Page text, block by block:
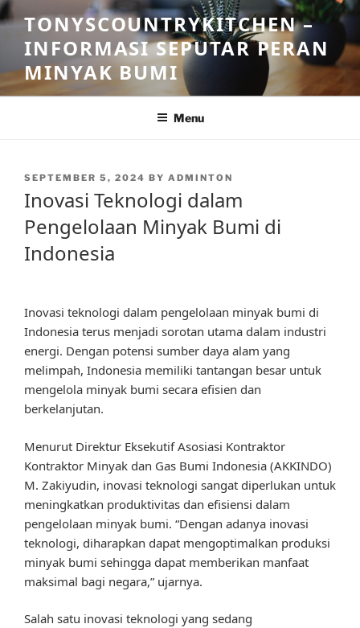
Skip
to
content
TONYSCOUNTRYKITCHEN –
INFORMASI SEPUTAR PERAN
MINYAK BUMI
Menu
POSTED
SEPTEMBER 5, 2024 BY ADMINTON
Inovasi Teknologi dalam
Pengelolaan Minyak Bumi di
Indonesia
Inovasi teknologi dalam pengelolaan minyak bumi di
Indonesia terus menjadi sorotan utama dalam industri
energi. Dengan potensi sumber daya alam yang
melimpah, Indonesia memiliki tantangan besar untuk
mengelola minyak bumi secara efisien dan
berkelanjutan.
Menurut Direktur Eksekutif Asosiasi Kontraktor
Kontraktor Minyak dan Gas Bumi Indonesia (AKKINDO)
M. Zakiyudin, inovasi teknologi sangat diperlukan untuk
meningkatkan produktivitas dan efisiensi dalam
pengelolaan minyak bumi. “Dengan adanya inovasi
teknologi, diharapkan dapat mengoptimalkan produksi
minyak bumi sehingga dapat memberikan manfaat
maksimal bagi negara,” ujarnya.
Salah satu inovasi teknologi yang sedang